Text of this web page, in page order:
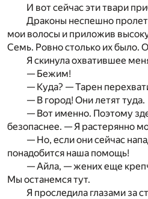
И вот сейчас эти твари
Драконы неспешно
мои волосы и приложив
Семь. Ровно столько их было.
Я скинула охватившее
— Бежим!
— Куда? — Тарен
— В город! Они летят туда.
— Вот именно. Поэтому
безопаснее. — Я растерянно
— Но, если они сейчас
понадобится наша помощь!
— Айла, — жених еще
Мы останемся тут.
Я проследила глазами за